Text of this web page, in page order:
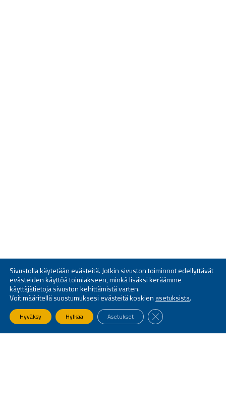
Sivustolla käytetään evästeitä. Jotkin sivuston toiminnot edellyttävät
evästeiden käyttöä toimiakseen, minkä lisäksi keräämme
käyttäjätietoja sivuston kehittämistä varten.
Voit määritellä suostumuksesi evästeitä koskien asetuksista.
Hyväksy Hylkää Asetukset SULJE